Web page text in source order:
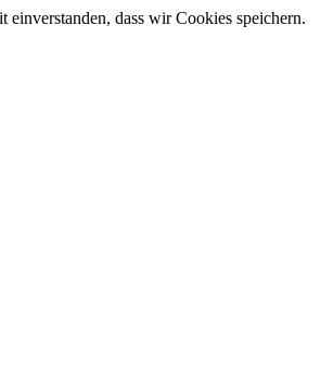
dass wir Cookies speichern.